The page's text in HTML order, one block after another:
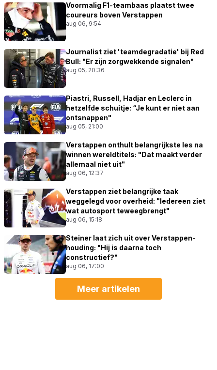
Voormalig F1-teambaas plaatst twee
coureurs boven Verstappen
aug 06, 9:54
Journalist ziet 'teamdegradatie' bij Red
Bull: "Er zijn zorgwekkende signalen"
aug 05, 20:36
Piastri, Russell, Hadjar en Leclerc in
hetzelfde schuitje: “Je kunt er niet aan
ontsnappen"
aug 05, 21:00
Verstappen onthult belangrijkste les na
winnen wereldtitels: "Dat maakt verder
allemaal niet uit"
aug 06, 12:37
Verstappen ziet belangrijke taak
weggelegd voor overheid: "Iedereen ziet
wat autosport teweegbrengt"
aug 06, 15:18
Steiner laat zich uit over Verstappen-
houding: "Hij is daarna toch
constructief?"
aug 06, 17:00
Meer artikelen